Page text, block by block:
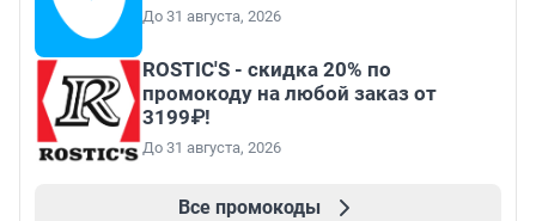
До 31 августа, 2026
ROSTIC'S - скидка 20% по
промокоду на любой заказ от
3199₽!
До 31 августа, 2026
Все промокоды